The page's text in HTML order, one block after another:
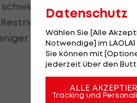
nachzuweisen. Die
in dieser
– wenn überhaupt -
Datenschutz
Wählen Sie [Alle
Notwendige] im
Sie können mit
jederzeit über den
ALLE
Tracking und